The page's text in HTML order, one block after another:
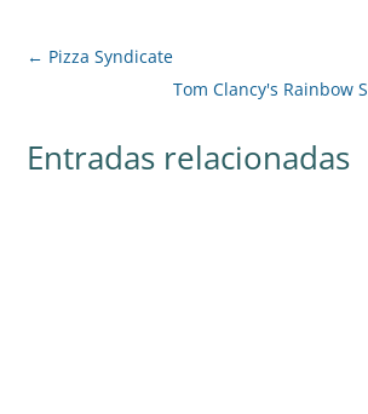
← Pizza Syndicate
Tom Clancy's Rainbow
Entradas relacionadas